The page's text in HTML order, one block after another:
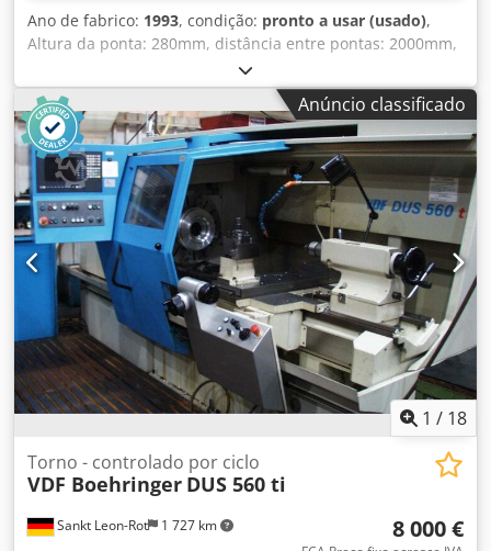
Ano de fabrico: 1993, condição: pronto a usar (usado),
Altura da ponta: 280mm, distância entre pontas: 2000mm,
diâmetro de torneamento sobre o barramento/charriot:
570mm/365mm, furo do fuso: 62mm, rotação: 2500rpm,
peso máximo da peça de trabalho: 1000kg, largura do
barramento: 360mm. Dimensões da máquina X/Y/Z: aprox.
4000mm/2250mm/2000mm, peso: aprox. 5500kg,
comando: Siemens. Uma inspeção no local é possível.
Codpfx Acsxq Eyusljrf
Anúncio classificado
1 / 18
Sankt Leon-Rot 1 727 km
Torno - controlado por ciclo
VDF Boehringer DUS 560 ti
8 000 €